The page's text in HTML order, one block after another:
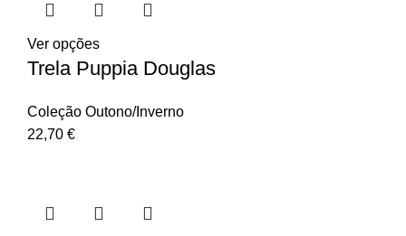
Ver opções
Trela Puppia Douglas
Coleção Outono/Inverno
22,70 €